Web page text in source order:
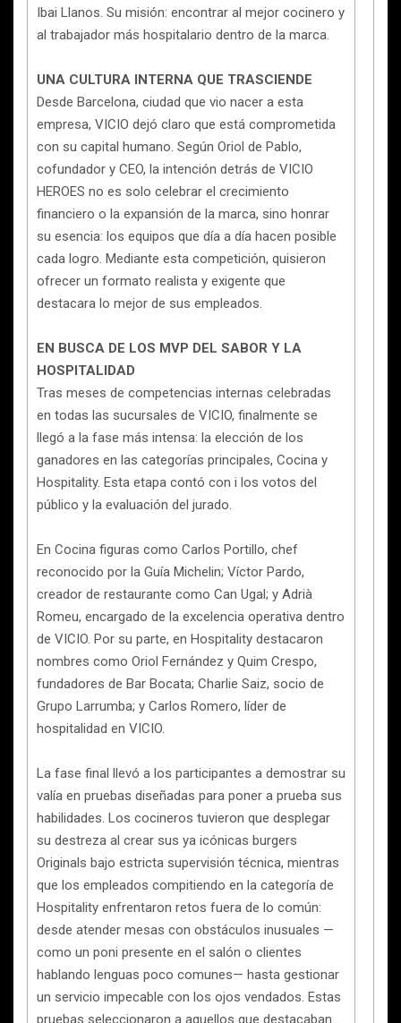
Ibai Llanos. Su misión: encontrar al mejor cocinero y
al trabajador más hospitalario dentro de la marca.
UNA CULTURA INTERNA QUE TRASCIENDE
Desde Barcelona, ciudad que vio nacer a esta
empresa, VICIO dejó claro que está comprometida
con su capital humano. Según Oriol de Pablo,
cofundador y CEO, la intención detrás de VICIO
HEROES no es solo celebrar el crecimiento
financiero o la expansión de la marca, sino honrar
su esencia: los equipos que día a día hacen posible
cada logro. Mediante esta competición, quisieron
ofrecer un formato realista y exigente que
destacara lo mejor de sus empleados.
EN BUSCA DE LOS MVP DEL SABOR Y LA
HOSPITALIDAD
Tras meses de competencias internas celebradas
en todas las sucursales de VICIO, finalmente se
llegó a la fase más intensa: la elección de los
ganadores en las categorías principales, Cocina y
Hospitality. Esta etapa contó con i los votos del
público y la evaluación del jurado.
En Cocina figuras como Carlos Portillo, chef
reconocido por la Guía Michelin; Víctor Pardo,
creador de restaurante como Can Ugal; y Adrià
Romeu, encargado de la excelencia operativa dentro
de VICIO. Por su parte, en Hospitality destacaron
nombres como Oriol Fernández y Quim Crespo,
fundadores de Bar Bocata; Charlie Saiz, socio de
Grupo Larrumba; y Carlos Romero, líder de
hospitalidad en VICIO.
La fase final llevó a los participantes a demostrar su
valía en pruebas diseñadas para poner a prueba sus
habilidades. Los cocineros tuvieron que desplegar
su destreza al crear sus ya icónicas burgers
Originals bajo estricta supervisión técnica, mientras
que los empleados compitiendo en la categoría de
Hospitality enfrentaron retos fuera de lo común:
desde atender mesas con obstáculos inusuales —
como un poni presente en el salón o clientes
hablando lenguas poco comunes— hasta gestionar
un servicio impecable con los ojos vendados. Estas
pruebas seleccionaron a aquellos que destacaban